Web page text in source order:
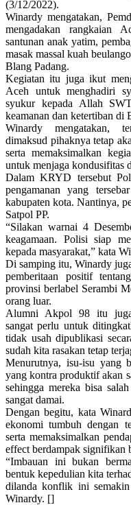
(3/12/2022).
Winardy mengatakan,
mengadakan rangkaian
santunan anak yatim,
masak massal kuah
Blang Padang.
Kegiatan itu juga ikut
Aceh untuk menghadiri
syukur kepada Allah
keamanan dan ketertiban di
Winardy mengatakan,
dimaksud pihaknya tetap
serta memaksimalkan
untuk menjaga kondusifitas
Dalam KRYD tersebut
pengamanan yang
kabupaten kota. Nantinya,
Satpol PP.
“Silakan warnai 4
keagamaan. Polisi siap
kepada masyarakat,” kata
Di samping itu, Winardy
pemberitaan positif
provinsi berlabel Serambi
orang luar.
Alumni Akpol 98 itu juga
sangat perlu untuk
tidak usah dipublikasi
sudah kita rasakan tetap
Menurutnya, isu-isu yang
yang kontra produktif akan
sehingga mereka bisa
sangat damai.
Dengan begitu, kata
ekonomi tumbuh dengan
serta memaksimalkan
effect berdampak signifikan
“Imbauan ini bukan
bentuk kepedulian kita
dilanda konflik ini
Winardy. []